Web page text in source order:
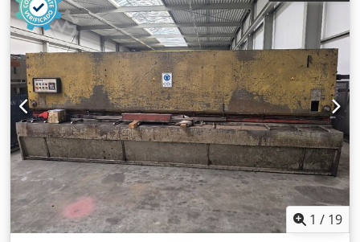
1 / 19